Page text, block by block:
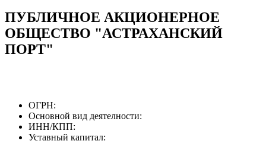
ПУБЛИЧНОЕ АКЦИОНЕРНОЕ
ОБЩЕСТВО "АСТРАХАНСКИЙ
ПОРТ"
ОГРН:
Основной вид деятелности:
ИНН/КПП:
Уставный капитал: